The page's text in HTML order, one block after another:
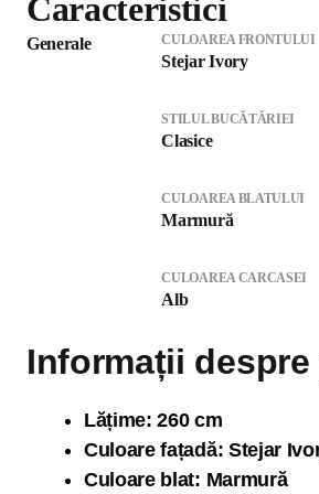
Caracteristici
Generale CULOAREA FRONTULUI
Stejar Ivory
STILUL BUCĂTĂRIEI
Clasice
CULOAREA BLATULUI
Marmură
CULOAREA CARCASEI
Alb
Informații
Lățime: 260 cm
Culoare fațadă: Stejar
Culoare blat: Marmură